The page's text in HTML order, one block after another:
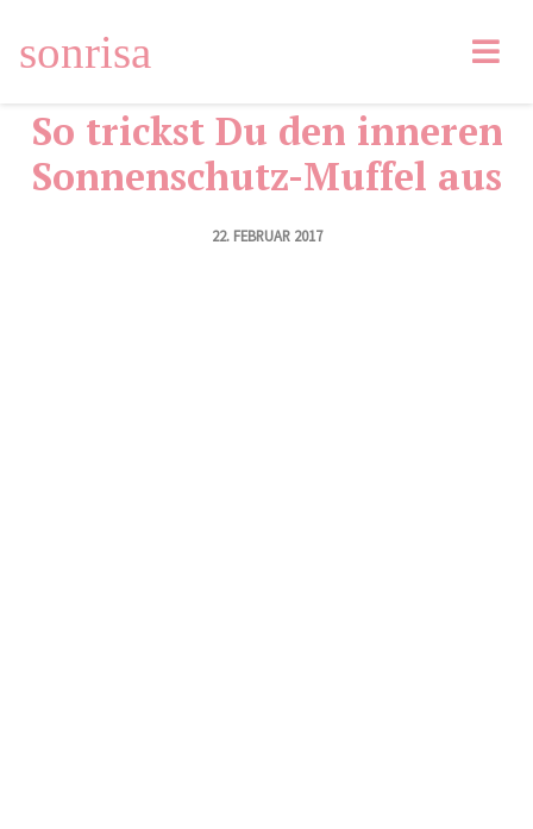
sonrisa
Facebook
LinkedIn
So trickst Du den inneren
Sonnenschutz-Muffel aus
22. FEBRUAR 2017